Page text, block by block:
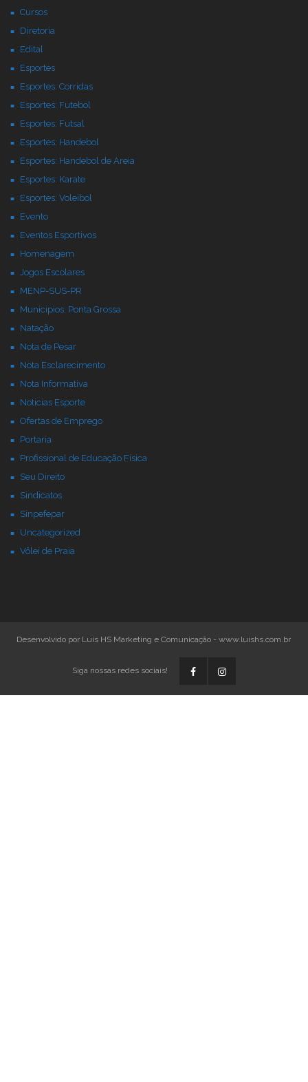
Cursos
Diretoria
Edital
Esportes
Esportes: Corridas
Esportes: Futebol
Esportes: Futsal
Esportes: Handebol
Esportes: Handebol de Areia
Esportes: Karate
Esportes: Voleibol
Evento
Eventos Esportivos
Homenagem
Jogos Escolares
MENP-SUS-PR
Municipios: Ponta Grossa
Natação
Nota de Pesar
Nota Esclarecimento
Nota Informativa
Noticias Esporte
Ofertas de Emprego
Portaria
Profissional de Educação Física
Seu Direito
Sindicatos
Sinpefepar
Uncategorized
Vôlei de Praia
Desenvolvido por Luis HS Marketing e Comunicação - www.luishs.com.br
Siga nossas redes sociais!